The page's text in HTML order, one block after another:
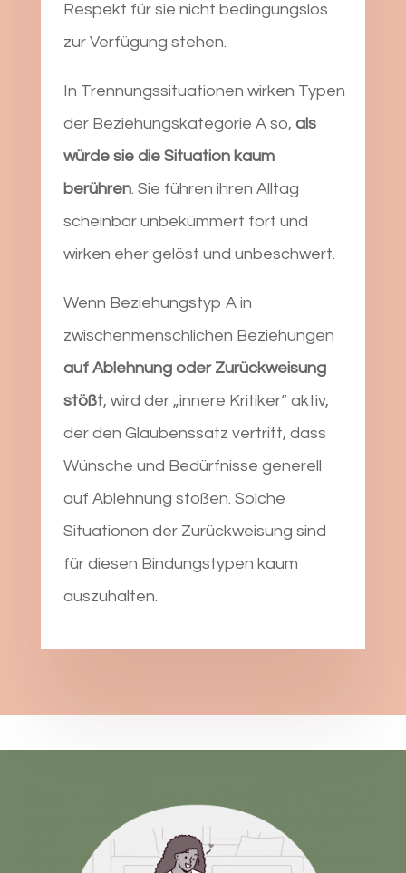
Respekt für sie nicht bedingungslos
zur Verfügung stehen.
In Trennungssituationen wirken Typen
der Beziehungskategorie A so, als
würde sie die Situation kaum
berühren. Sie führen ihren Alltag
scheinbar unbekümmert fort und
wirken eher gelöst und unbeschwert.
Wenn Beziehungstyp A in
zwischenmenschlichen Beziehungen
auf Ablehnung oder Zurückweisung
stößt, wird der „innere Kritiker“ aktiv,
der den Glaubenssatz vertritt, dass
Wünsche und Bedürfnisse generell
auf Ablehnung stoßen. Solche
Situationen der Zurückweisung sind
für diesen Bindungstypen kaum
auszuhalten.